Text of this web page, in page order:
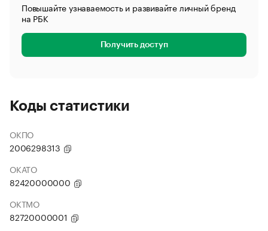
Повышайте узнаваемость и развивайте личный бренд
на РБК
Получить доступ
Коды статистики
ОКПО
2006298313
ОКАТО
82420000000
ОКТМО
82720000001